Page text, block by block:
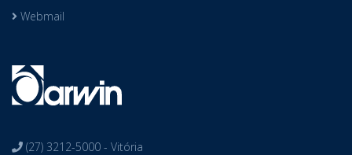
Webmail
(27) 3212-5000 - Vitória